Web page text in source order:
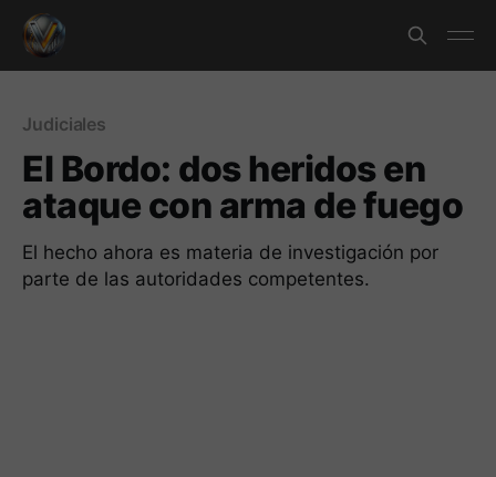
Judiciales
El Bordo: dos heridos en
ataque con arma de fuego
El hecho ahora es materia de investigación por
parte de las autoridades competentes.